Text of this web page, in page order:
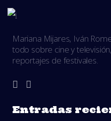
Mariana Mijares, Iván
todo sobre cine y
reportajes de festivales.
Entradas